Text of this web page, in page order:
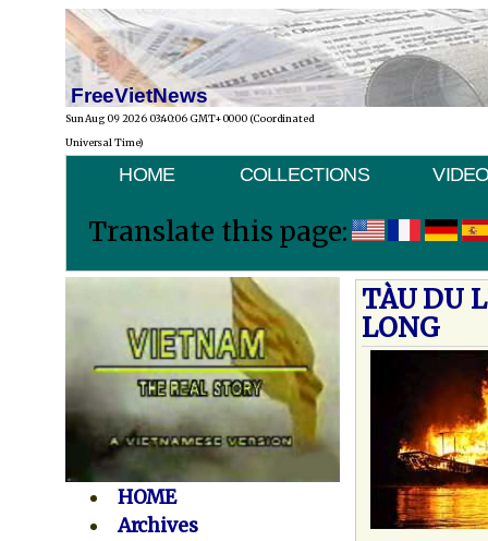
FreeVietNews
Sun Aug 09 2026 03:40:06 GMT+0000 (Coordinated
Universal Time)
HOME COLLECTIONS
Translate this page:
HOME
Archives
TÀU DU
LONG